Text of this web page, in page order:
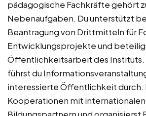
pädagogische Fachkräfte gehört
Nebenaufgaben. Du unterstützt
Beantragung von Drittmitteln für
Entwicklungsprojekte und
Öffentlichkeitsarbeit des
führst du
interessierte Öffentlichkeit durch.
Kooperationen mit internationalen